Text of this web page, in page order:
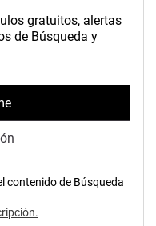
gratuitos, alertas
de Búsqueda y
contenido de Búsqueda